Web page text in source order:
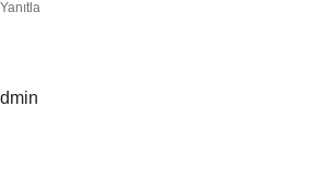
Yanıtla